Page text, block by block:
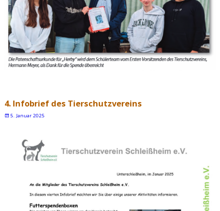
4. Infobrief des Tierschutzvereins
5. Januar 2025